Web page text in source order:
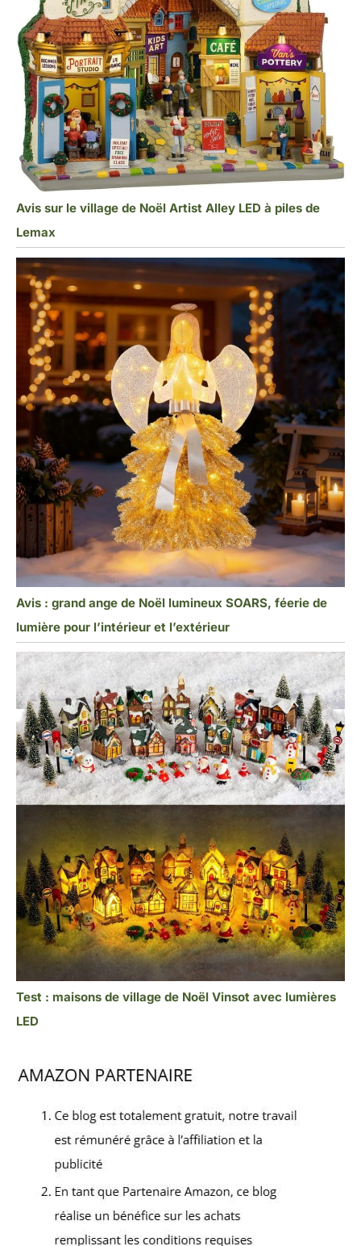
Avis sur le village de Noël Artist Alley LED à piles de
Lemax
Avis : grand ange de Noël lumineux SOARS, féerie de
lumière pour l’intérieur et l’extérieur
Test : maisons de village de Noël Vinsot avec lumières
LED